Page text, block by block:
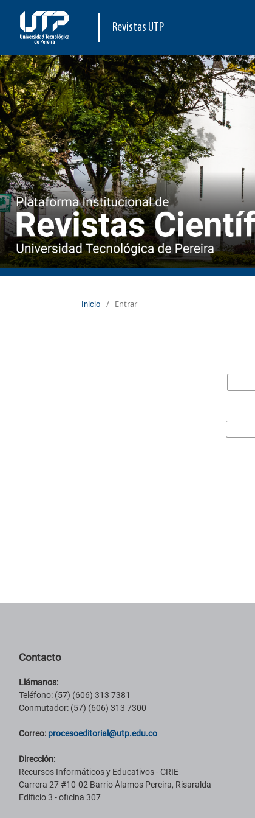
Revistas UTP
Inicio / Entrar
Contacto
Llámanos:
Teléfono: (57) (606) 313 7381
Conmutador: (57) (606) 313 7300
Correo: procesoeditorial@utp.edu.co
Dirección:
Recursos Informáticos y Educativos - CRIE
Carrera 27 #10-02 Barrio Álamos Pereira, Risaralda
Edificio 3 - oficina 307